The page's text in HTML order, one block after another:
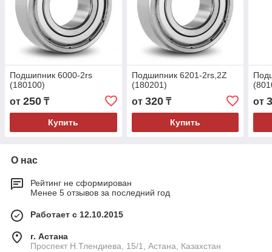
Подшипник 6000-2rs
(180100)
от 250 ₸
Купить
Подшипник 6201-2rs,2Z
(180201)
от 320₸
Купить
от
О нас
Рейтинг не сформирован
Менее 5 отзывов за последний год
Работает с 12.10.2015
г. Астана
Проспект Н.Тлендиева, 15/1, Астана, Казахстан